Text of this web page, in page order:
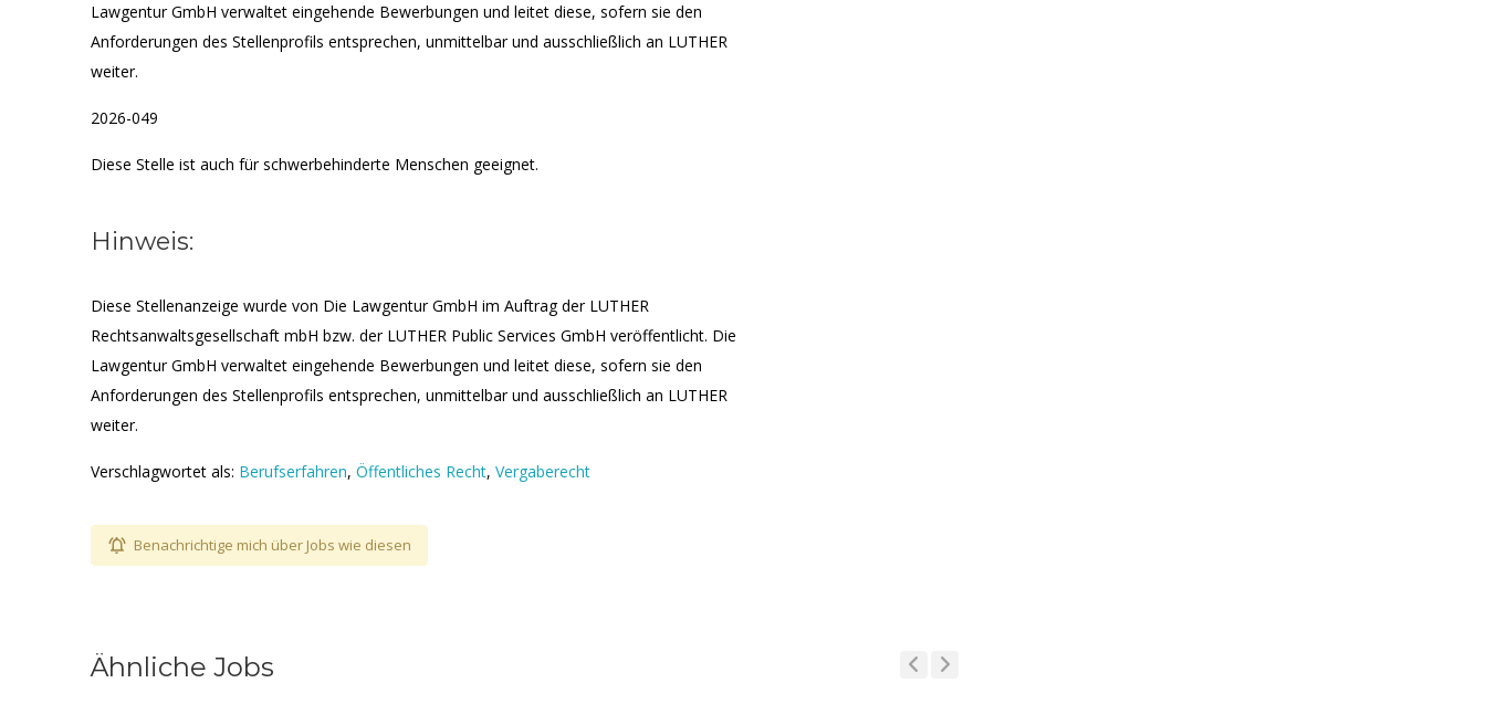
Lawgentur GmbH verwaltet eingehende Bewerbungen und leitet diese, sofern sie den
Anforderungen des Stellenprofils entsprechen, unmittelbar und ausschließlich an LUTHER
weiter.
2026-049
Diese Stelle ist auch für schwerbehinderte Menschen geeignet.
Hinweis:
Diese Stellenanzeige wurde von Die Lawgentur GmbH im Auftrag der LUTHER
Rechtsanwaltsgesellschaft mbH bzw. der LUTHER Public Services GmbH veröffentlicht. Die
Lawgentur GmbH verwaltet eingehende Bewerbungen und leitet diese, sofern sie den
Anforderungen des Stellenprofils entsprechen, unmittelbar und ausschließlich an LUTHER
weiter.
Verschlagwortet als: Berufserfahren, Öffentliches Recht, Vergaberecht
Benachrichtige mich über Jobs wie diesen
Ähnliche Jobs